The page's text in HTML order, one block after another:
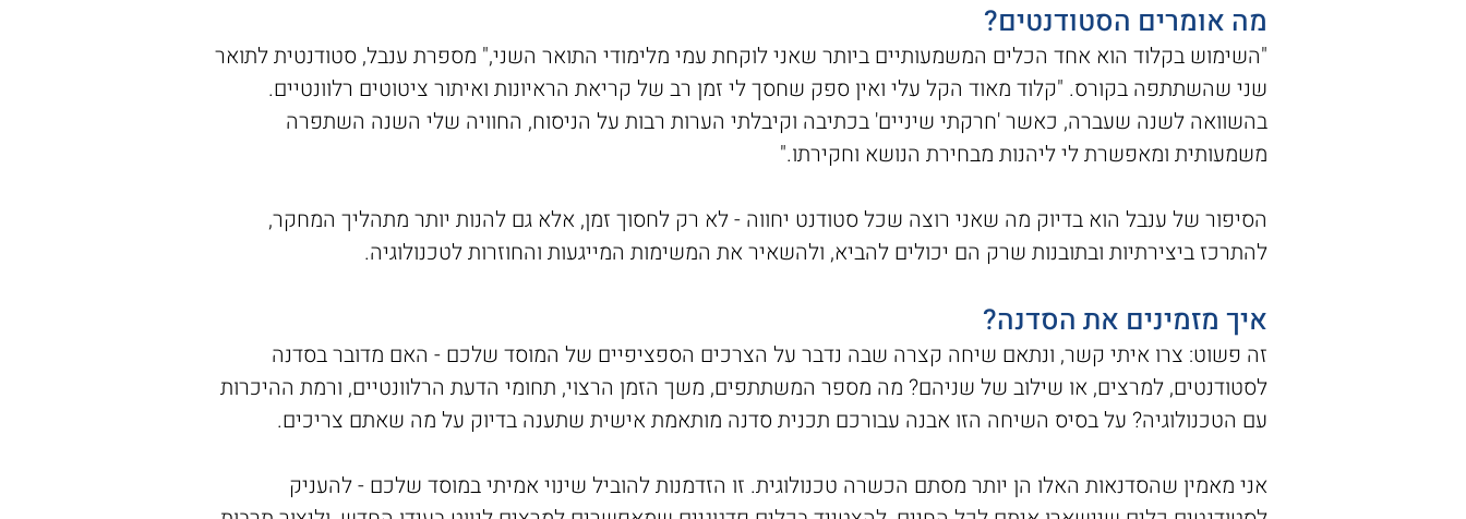
מה אומרים הסטודנטים?
"השימוש בקלוד הוא אחד הכלים המשמעותיים ביותר שאני לוקחת עמי מלימודי התואר השני," מספרת ענבל, סטודנטית לתואר
שני שהשתתפה בקורס. "קלוד מאוד הקל עלי ואין ספק שחסך לי זמן רב של קריאת הראיונות ואיתור ציטוטים רלוונטיים.
בהשוואה לשנה שעברה, כאשר 'חרקתי שיניים' בכתיבה וקיבלתי הערות רבות על הניסוח, החוויה שלי השנה השתפרה
משמעותית ומאפשרת לי ליהנות מבחירת הנושא וחקירתו."
הסיפור של ענבל הוא בדיוק מה שאני רוצה שכל סטודנט יחווה - לא רק לחסוך זמן, אלא גם להנות יותר מתהליך המחקר,
להתרכז ביצירתיות ובתובנות שרק הם יכולים להביא, ולהשאיר את המשימות המייגעות והחוזרות לטכנולוגיה.
איך מזמינים את הסדנה?
זה פשוט: צרו איתי קשר, ונתאם שיחה קצרה שבה נדבר על הצרכים הספציפיים של המוסד שלכם - האם מדובר בסדנה
לסטודנטים, למרצים, או שילוב של שניהם? מה מספר המשתתפים, משך הזמן הרצוי, תחומי הדעת הרלוונטיים, ורמת ההיכרות
עם הטכנולוגיה? על בסיס השיחה הזו אבנה עבורכם תכנית סדנה מותאמת אישית שתענה בדיוק על מה שאתם צריכים.
אני מאמין שהסדנאות האלו הן יותר מסתם הכשרה טכנולוגית. זו הזדמנות להוביל שינוי אמיתי במוסד שלכם - להעניק